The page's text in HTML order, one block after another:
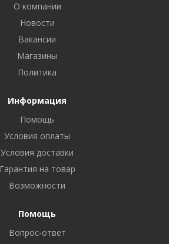
О компании
Новости
Вакансии
Магазины
Политика
Информация
Помощь
Условия оплаты
Условия доставки
Гарантия на товар
Возможности
Помощь
Вопрос-ответ